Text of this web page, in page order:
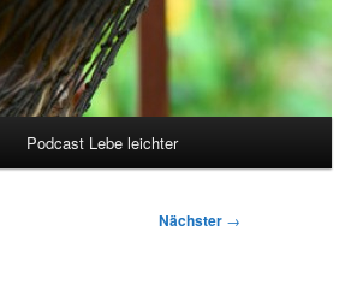
Podcast Lebe leichter
Nächster →